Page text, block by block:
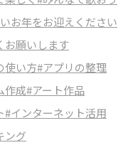
お年をお迎えください
お願いします
使い方#アプリの整理
作成#アート作品
#インターネット活用
ング